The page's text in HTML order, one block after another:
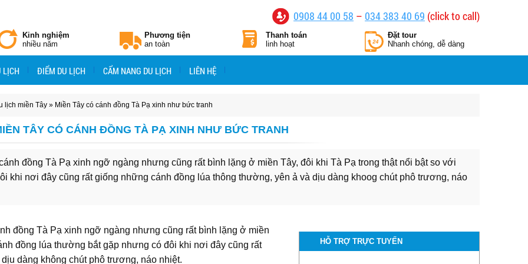
0908 44 00 58 – 034 383 40 69 (click to call)
Kinh nghiệm
nhiều năm
Phương tiện
an toàn
Thanh toán
linh hoạt
Đặt tour
Nhanh chóng, dễ dàng
LỊCH ĐIỂM DU LỊCH CẨM NANG DU LỊCH LIÊN HỆ
lịch miền Tây » Miền Tây có cánh đồng Tà Pạ xinh như bức tranh
TÂY CÓ CÁNH ĐỒNG TÀ PẠ XINH NHƯ BỨC TRANH
đồng Tà Pạ xinh ngỡ ngàng nhưng cũng rất bình lặng ở miền Tây, đôi khi Tà Pạ trong thật nổi bật so với
khi nơi đây cũng rất giống những cánh đồng lúa thông thường, yên ả và dịu dàng khoog chút phô trương, náo
đồng Tà Pạ xinh ngỡ ngàng nhưng cũng rất bình lặng ở miền
đồng lúa thường bắt gặp nhưng có đôi khi nơi đây cũng rất
dàng không chút phô trương, náo nhiệt.
HỖ TRỢ TRỰC TUYẾN